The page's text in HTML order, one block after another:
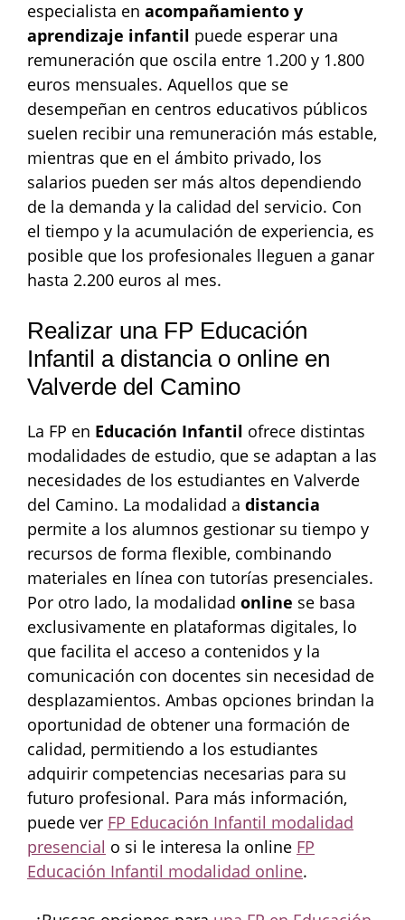
especialista en acompañamiento y
aprendizaje infantil puede esperar una
remuneración que oscila entre 1.200 y 1.800
euros mensuales. Aquellos que se
desempeñan en centros educativos públicos
suelen recibir una remuneración más estable,
mientras que en el ámbito privado, los
salarios pueden ser más altos dependiendo
de la demanda y la calidad del servicio. Con
el tiempo y la acumulación de experiencia, es
posible que los profesionales lleguen a ganar
hasta 2.200 euros al mes.
Realizar una FP Educación
Infantil a distancia o online en
Valverde del Camino
La FP en Educación Infantil ofrece distintas
modalidades de estudio, que se adaptan a las
necesidades de los estudiantes en Valverde
del Camino. La modalidad a distancia
permite a los alumnos gestionar su tiempo y
recursos de forma flexible, combinando
materiales en línea con tutorías presenciales.
Por otro lado, la modalidad online se basa
exclusivamente en plataformas digitales, lo
que facilita el acceso a contenidos y la
comunicación con docentes sin necesidad de
desplazamientos. Ambas opciones brindan la
oportunidad de obtener una formación de
calidad, permitiendo a los estudiantes
adquirir competencias necesarias para su
futuro profesional. Para más información,
puede ver FP Educación Infantil modalidad
presencial o si le interesa la online FP
Educación Infantil modalidad online.